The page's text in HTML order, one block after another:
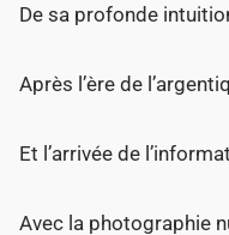
De sa profonde
Après l’ère de
Et l’arrivée de
Avec la photographie